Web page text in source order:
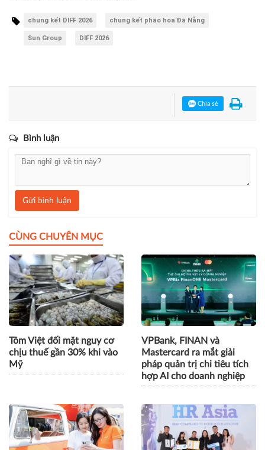
chung kết DIFF 2026 chung kết pháo hoa Đà Nẵng
Sun Group DIFF 2026
Chia sẻ
Bình luận
Gửi bình luận
CÙNG CHUYÊN MỤC
Tôm Việt đối mặt nguy cơ
chịu thuế gần 30% khi vào
Mỹ
VPBank, FINAN và
Mastercard ra mắt giải
pháp quản trị chi tiêu tích
hợp AI cho doanh nghiệp